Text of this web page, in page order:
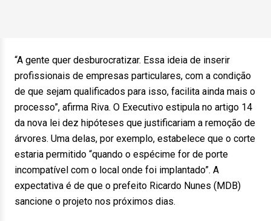
“A gente quer desburocratizar. Essa ideia de inserir
profissionais de empresas particulares, com a condição
de que sejam qualificados para isso, facilita ainda mais o
processo”, afirma Riva. O Executivo estipula no artigo 14
da nova lei dez hipóteses que justificariam a remoção de
árvores. Uma delas, por exemplo, estabelece que o corte
estaria permitido “quando o espécime for de porte
incompatível com o local onde foi implantado”. A
expectativa é de que o prefeito Ricardo Nunes (MDB)
sancione o projeto nos próximos dias.